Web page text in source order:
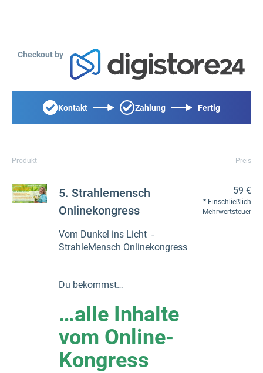
Checkout by
Kontakt Zahlung Fertig
Produkt Preis
5. Strahlemensch
Onlinekongress
Vom Dunkel ins Licht -
StrahleMensch Onlinekongress
Du bekommst…
…alle Inhalte
vom Online-
Kongress
59 €
Einschließlich
Mehrwertsteuer